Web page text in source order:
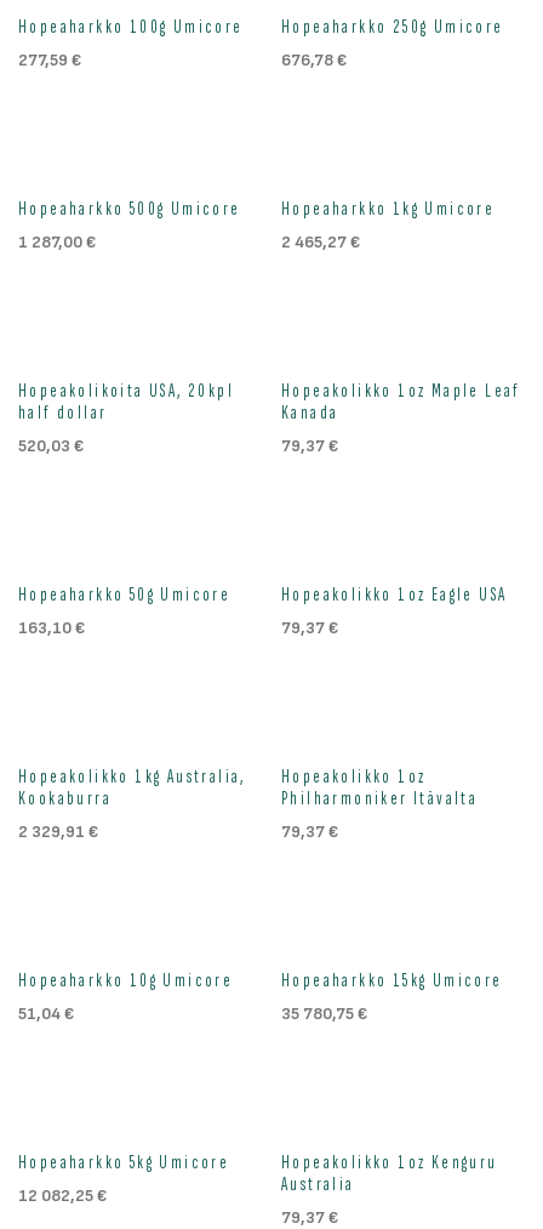
Hopeaharkko 100g Umicore
277,59 €
Hopeaharkko 250g Umicore
676,78€
Hopeaharkko 500g Umicore
1 287,00€
Hopeaharkko 1kg Umicore
2 465,27€
Loppu väliaikaisesti
Hopeakolikoita USA, 20kpl
half dollar
520,03 €
Hopeakolikko 1oz Maple Leaf
Kanada
79,37€
Hopeaharkko 50g Umicore
163,10€
Hopeakolikko 1oz Eagle USA
79,37€
Hopeakolikko 1kg Australia,
Kookaburra
2 329,91 €
Hopeakolikko 1oz
Philharmoniker Itävalta
79,37€
Hopeaharkko 10g Umicore
51,04€
Hopeaharkko 15kg Umicore
35 780,75€
Hopeaharkko 5kg Umicore
12 082,25€
Hopeakolikko 1oz Kenguru
Australia
79,37€